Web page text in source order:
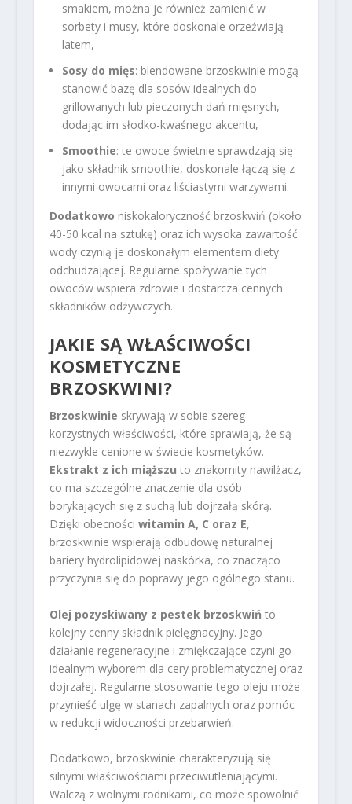
smakiem, można je również zamienić w
sorbety i musy, które doskonale orzeźwiają
latem,
Sosy do mięs: blendowane brzoskwinie mogą
stanowić bazę dla sosów idealnych do
grillowanych lub pieczonych dań mięsnych,
dodając im słodko-kwaśnego akcentu,
Smoothie: te owoce świetnie sprawdzają się
jako składnik smoothie, doskonale łączą się z
innymi owocami oraz liściastymi warzywami.
Dodatkowo niskokaloryczność brzoskwiń (około
40-50 kcal na sztukę) oraz ich wysoka zawartość
wody czynią je doskonałym elementem diety
odchudzającej. Regularne spożywanie tych
owoców wspiera zdrowie i dostarcza cennych
składników odżywczych.
JAKIE SĄ WŁAŚCIWOŚCI
KOSMETYCZNE
BRZOSKWINI?
Brzoskwinie skrywają w sobie szereg
korzystnych właściwości, które sprawiają, że są
niezwykle cenione w świecie kosmetyków.
Ekstrakt z ich miąższu to znakomity nawilżacz,
co ma szczególne znaczenie dla osób
borykających się z suchą lub dojrzałą skórą.
Dzięki obecności witamin A, C oraz E,
brzoskwinie wspierają odbudowę naturalnej
bariery hydrolipidowej naskórka, co znacząco
przyczynia się do poprawy jego ogólnego stanu.
Olej pozyskiwany z pestek brzoskwiń to
kolejny cenny składnik pielęgnacyjny. Jego
działanie regeneracyjne i zmiękczające czyni go
idealnym wyborem dla cery problematycznej oraz
dojrzałej. Regularne stosowanie tego oleju może
przynieść ulgę w stanach zapalnych oraz pomóc
w redukcji widoczności przebarwień.
Dodatkowo, brzoskwinie charakteryzują się
silnymi właściwościami przeciwutleniającymi.
Walczą z wolnymi rodnikami, co może spowolnić